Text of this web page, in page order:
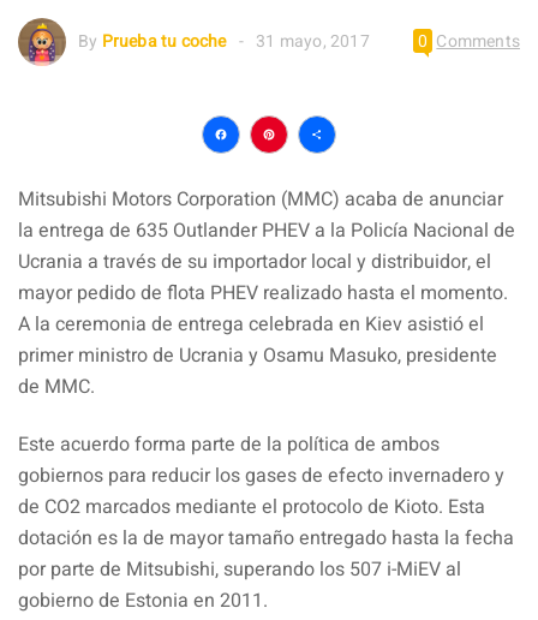
By Prueba tu coche 31 mayo, 2017 0 Comments
Facebook
Pinterest
Compartir
Mitsubishi Motors Corporation (MMC) acaba de anunciar
la entrega de 635 Outlander PHEV a la Policía Nacional de
Ucrania a través de su importador local y distribuidor, el
mayor pedido de flota PHEV realizado hasta el momento.
A la ceremonia de entrega celebrada en Kiev asistió el
primer ministro de Ucrania y Osamu Masuko, presidente
de MMC.
Este acuerdo forma parte de la política de ambos
gobiernos para reducir los gases de efecto invernadero y
de CO2 marcados mediante el protocolo de Kioto. Esta
dotación es la de mayor tamaño entregado hasta la fecha
por parte de Mitsubishi, superando los 507 i-MiEV al
gobierno de Estonia en 2011.